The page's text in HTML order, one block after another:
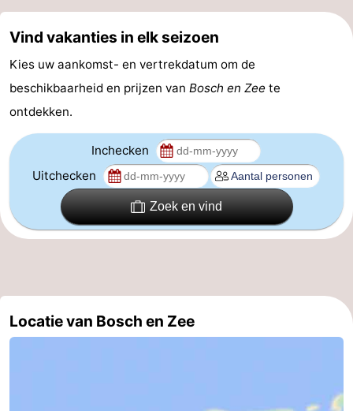
Vind vakanties in elk seizoen
Kies uw aankomst- en vertrekdatum om de
beschikbaarheid en prijzen van Bosch en Zee te
ontdekken.
Inchecken
Uitchecken
Zoek en vind
Locatie van Bosch en Zee